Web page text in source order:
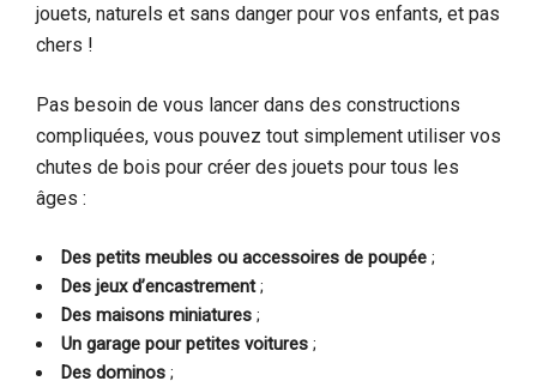
jouets, naturels et sans danger pour vos enfants, et pas
chers !
Pas besoin de vous lancer dans des constructions
compliquées, vous pouvez tout simplement utiliser vos
chutes de bois pour créer des jouets pour tous les
âges :
Des petits meubles ou accessoires de poupée ;
Des jeux d’encastrement;
Des maisons miniatures ;
Un garage pour petites voitures ;
Des dominos ;